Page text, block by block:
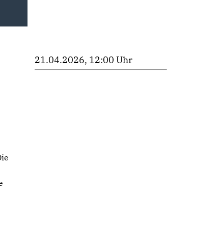
21.04.2026, 12:00 Uhr